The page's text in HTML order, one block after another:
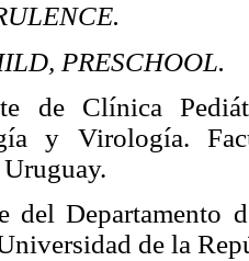
PRESCHOOL.
de Clínica
y Virología.
del Departamento
de la